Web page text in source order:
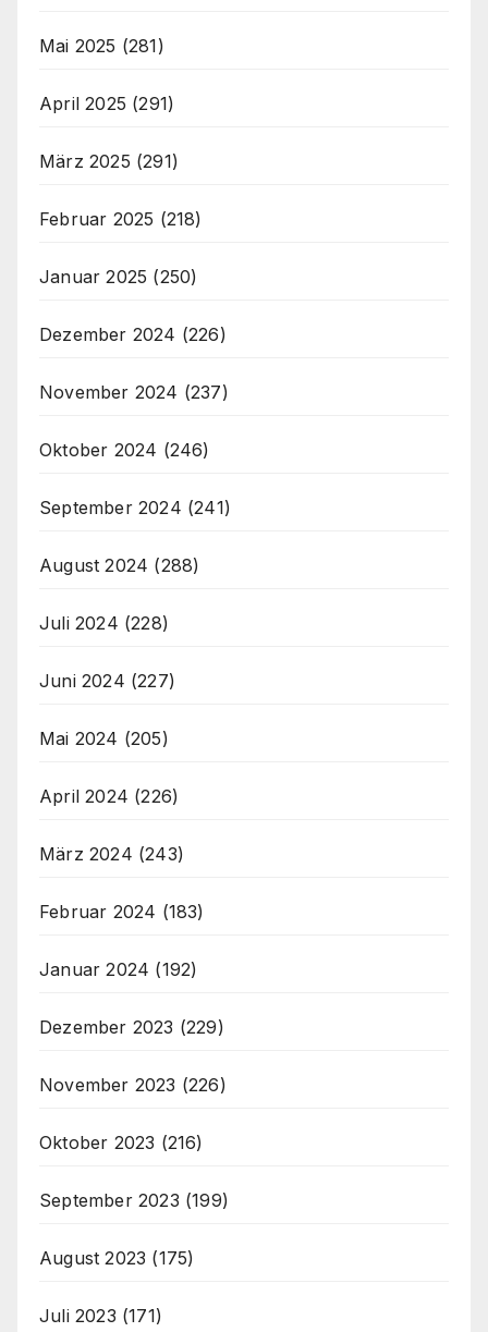
Mai 2025 (281)
April 2025 (291)
März 2025 (291)
Februar 2025 (218)
Januar 2025 (250)
Dezember 2024 (226)
November 2024 (237)
Oktober 2024 (246)
September 2024 (241)
August 2024 (288)
Juli 2024 (228)
Juni 2024 (227)
Mai 2024 (205)
April 2024 (226)
März 2024 (243)
Februar 2024 (183)
Januar 2024 (192)
Dezember 2023 (229)
November 2023 (226)
Oktober 2023 (216)
September 2023 (199)
August 2023 (175)
Juli 2023 (171)